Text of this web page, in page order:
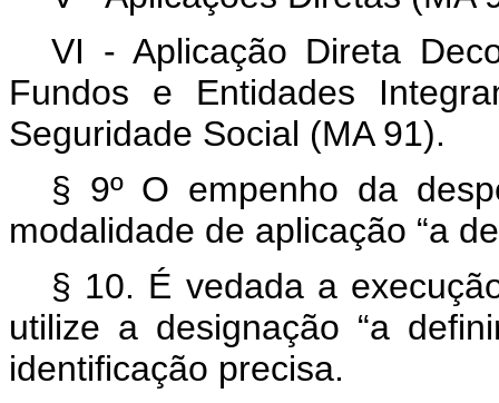
VI - Aplicação Direta
Fundos e Entidades
Seguridade Social (MA 91).
§ 9º O empenho da
modalidade de aplicação “a
§ 10. É vedada a
utilize a designação “a
identificação precisa.